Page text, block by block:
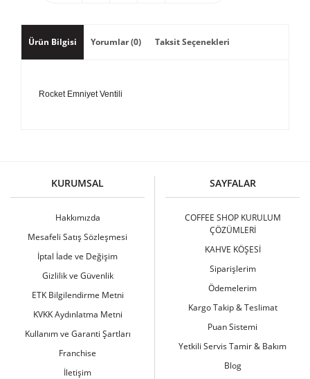
Ürün Bilgisi Yorumlar (0) Taksit Seçenekleri
Rocket Emniyet Ventili
KURUMSAL
Hakkımızda
Mesafeli Satış Sözleşmesi
İptal İade ve Değişim
Gizlilik ve Güvenlik
ETK Bilgilendirme Metni
KVKK Aydınlatma Metni
Kullanım ve Garanti Şartları
Franchise
İletişim
SAYFALAR
COFFEE SHOP KURULUM
ÇÖZÜMLERİ
KAHVE KÖŞESİ
Siparişlerim
Ödemelerim
Kargo Takip & Teslimat
Puan Sistemi
Yetkili Servis Tamir & Bakım
Blog